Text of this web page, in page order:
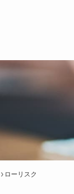
ローリスク